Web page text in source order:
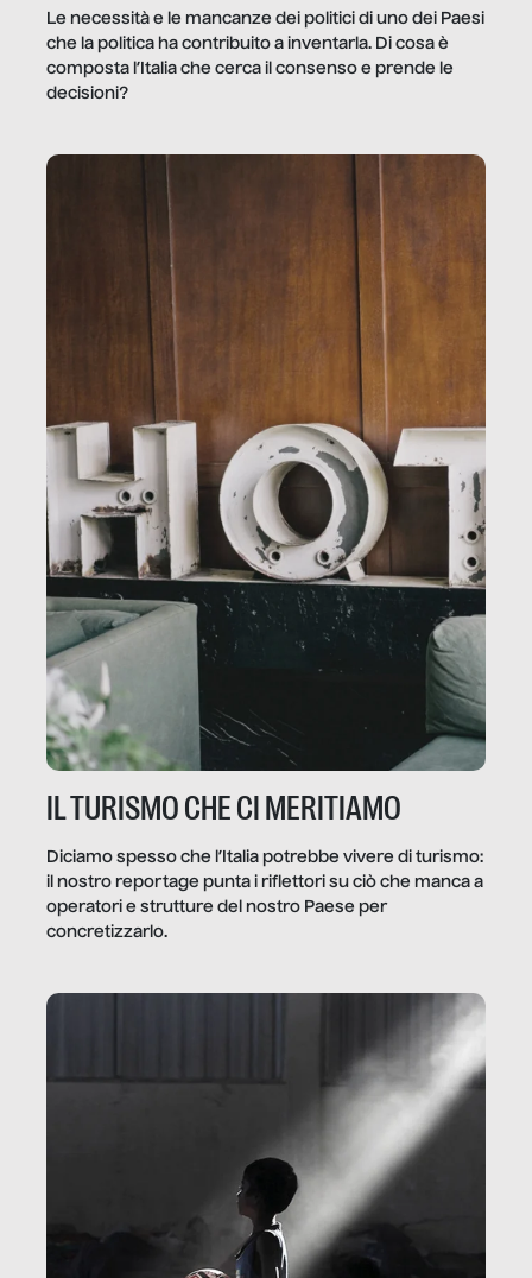
Le necessità e le mancanze dei politici di uno dei Paesi
che la politica ha contribuito a inventarla. Di cosa è
composta l’Italia che cerca il consenso e prende le
decisioni?
IL TURISMO CHE CI MERITIAMO
Diciamo spesso che l’Italia potrebbe vivere di turismo:
il nostro reportage punta i riflettori su ciò che manca a
operatori e strutture del nostro Paese per
concretizzarlo.